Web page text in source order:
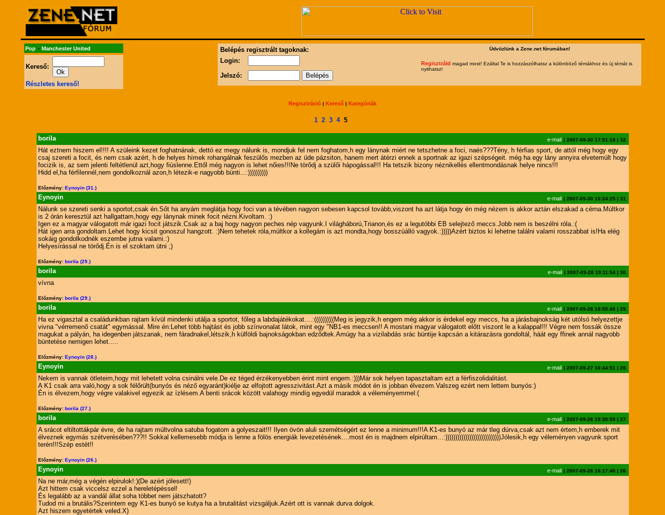
Pop- Manchester United
Kereső:
Részletes kereső!
Belépés regisztrált tagoknak:
Login:
Jelszó:
Üdvözlünk a Zene.net fórumában!
Regisztráld magad most! Ezáltal Te is hozzászólhatsz a különböző témákhoz és új témát is
nyithatsz!
Regisztráció | Kereső | Kategóriák
1 2 3 4 5
borila e-mail | 2007-09-30 17:51:18 | 32.
Hát eztnem hiszem el!!!! A szüleink kezet foghatnának, dettó ez megy nálunk is, mondjuk fel nem foghatom,h egy lánynak miért ne tetszhetne a foci, naés???Tény, h férfias sport, de attól még hogy egy
csaj szereti a focit, és nem csak azért, h de helyes hímek rohangálnak feszülős mezben az üde pázsiton, hanem mert átérzi ennek a sportnak az igazi szépségeit. még ha egy lány annyira elvetemült hogy
focizik is, az sem jelenti feltétlenül azt,hogy fiúslenne.Ettől még nagyon is lehet nőies!!!Ne törődj a szülői hápogással!!! Ha tetszik bizony néznikellés ellentmondásnak helye nincs!!!
Hidd el,ha férfilennél,nem gondolkoznál azon,h létezik-e nagyobb bünti...:))))))))))
Előzmény: Eynoyin (31.)
Eynoyin e-mail | 2007-09-30 10:24:25| 31.
Nálunk se szereti senki a sportot,csak én.Sőt ha anyám meglátja hogy foci van a tévében nagyon sebesen kapcsol tovább,viszont ha azt látja hogy én még nézem is akkor aztán elszakad a cérna.Múltkor
is 2 órán keresztül azt hallgattam,hogy egy lánynak minek focit nézni.Kivoltam. :)
Igen ez a magyar válogatott már igazi focit játszik.Csak az a baj hogy nagyon peches nép vagyunk.I világháború,Trianon,és ez a legutóbbi EB selejtező meccs.Jobb nem is beszélni róla.:(
Hát igen arra gondoltam.Lehet hogy kicsit gonoszul hangzott. :)Nem tehetek róla,múltkor a kollegám is azt mondta,hogy bosszúálló vagyok.:)))))Azért biztos ki lehetne találni valami rosszabbat is!Ha elég
sokáig gondolkodnék eszembe jutna valami.:)
Helyesírással ne törődj.Én is el szoktam ütni ;)
Előzmény: borila (29.)
borila e-mail | 2007-09-28 19:11:54| 30.
vívna
Előzmény: borila (29.)
borila e-mail | 2007-09-28 18:55:40 | 29.
Ha ez vigasztal a családunkban rajtam kívül mindenki utálja a sportot, főleg a labdajátékokat....:((((((((((Meg is jegyzik,h engem még akkor is érdekel egy meccs, ha a járásbajnokság két utólsó helyezettje
vivna "vérremenő csatát" egymással. Mire én:Lehet több hajtást és jobb színvonalat látok, mint egy "NB1-es meccsen!! A mostani magyar válogatott előtt viszont le a kalappal!!! Végre nem fossák össze
magukat a pályán, ha idegenben játszanak, nem fáradnakel,létszik,h külföldi bajnokságokban edződtek.Amúgy ha a vizilabdás srác büntije kapcsán a kitárazásra gondoltál, háát egy ffinek annál nagyobb
büntetése nemigen lehet.....
Előzmény: Eynoyin (28.)
Eynoyin e-mail | 2007-09-27 16:44:51 | 28.
Nekem is vannak ötleteim,hogy mit lehetett volna csinálni vele.De ez téged érzékenyebben érint mint engem.:)))Már sok helyen tapasztaltam ezt a férfiszolidalitást.
A K1 csak arra való,hogy a sok félőrült(bunyós és néző egyaránt)kiélje az elfojtott agresszivitást.Azt a másik módot én is jobban élvezem.Valszeg ezért nem lettem bunyós:)
Én is élvezem,hogy végre valakivel egyezik az ízlésem.A benti srácok között valahogy mindíg egyedül maradok a véleményemmel:(
Előzmény: borila (27.)
borila e-mail | 2007-09-26 19:30:59 | 27.
A srácot eltiltottákpár évre, de ha rajtam múltvolna satuba fogatom a golyeszait!!! Ilyen övön aluli szemétségért ez lenne a minimum!!!A K1-es bunyó az már tleg dúrva,csak azt nem értem,h emberek mit
élveznek egymás szétverésében???!! Sokkal kellemesebb módja is lenne a fölös energiák levezetésének....most én is majdnem elpirúltam...:))))))))))))))))))))))))))))Jólesik,h egy véleményen vagyunk sport
terén!!!Szép estét!!
Előzmény: Eynoyin (26.)
Eynoyin e-mail | 2007-09-26 16:17:40 | 26.
Na ne már,még a végén elpirulok!:)(De azért jólesett!)
Azt hittem csak viccelsz ezzel a hereletépéssel!
És legalább az a vandál állat soha többet nem játszhatott?
Tudod mi a brutális?Szerintem egy K1-es bunyó se kutya ha a brutalitást vizsgáljuk.Azért ott is vannak durva dolgok.
Azt hiszem egyetértek veled.X)